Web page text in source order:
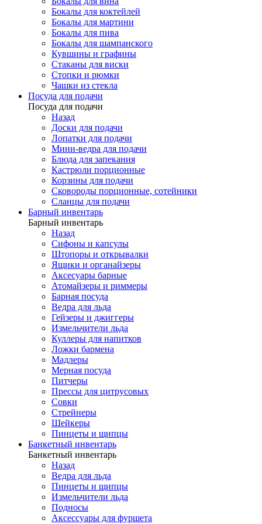
Бокалы для коктейлей
Бокалы для мартини
Бокалы для пива
Бокалы для шампанского
Кувшины и графины
Стаканы для виски
Стопки и рюмки
Чашки из стекла
Посуда для подачи
Посуда для подачи
Назад
Доски для подачи
Лопатки для подачи
Мини-ведра для подачи
Блюда для запекания
Кастрюли порционные
Корзины для подачи
Сковороды порционные, сотейники
Сланцы для подачи
Барный инвентарь
Барный инвентарь
Назад
Сифоны и капсулы
Штопоры и открывалки
Ящики и органайзеры
Аксесуары барные
Атомайзеры и риммеры
Барная посуда
Ведра для льда
Гейзеры и джиггеры
Измельчители льда
Куллеры для напитков
Ложки бармена
Мадлеры
Мерная посуда
Питчеры
Прессы для цитрусовых
Совки
Стрейнеры
Шейкеры
Пинцеты и щипцы
Банкетный инвентарь
Банкетный инвентарь
Назад
Ведра для льда
Пинцеты и щипцы
Измельчители льда
Подносы
Аксессуары для фуршета